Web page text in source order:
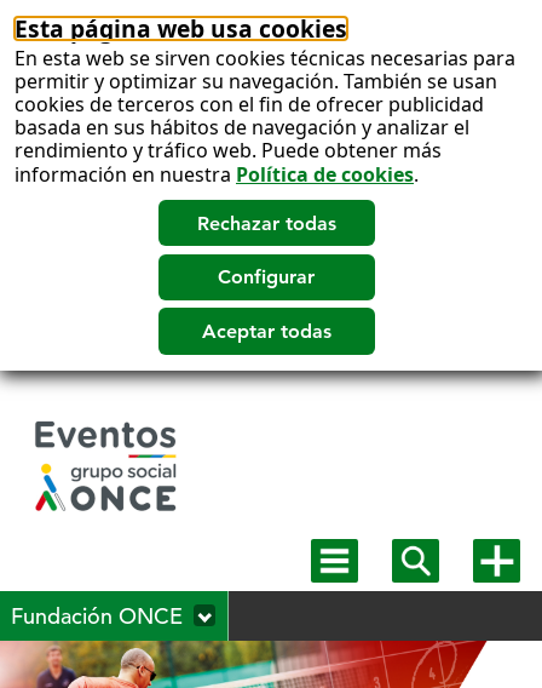
Esta página web usa cookies
En esta web se sirven cookies técnicas necesarias para
permitir y optimizar su navegación. También se usan
cookies de terceros con el fin de ofrecer publicidad
basada en sus hábitos de navegación y analizar el
rendimiento y tráfico web. Puede obtener más
información en nuestra Política de cookies.
Mostrar
menú
Mostrar
buscadormás
Fundación ONCE